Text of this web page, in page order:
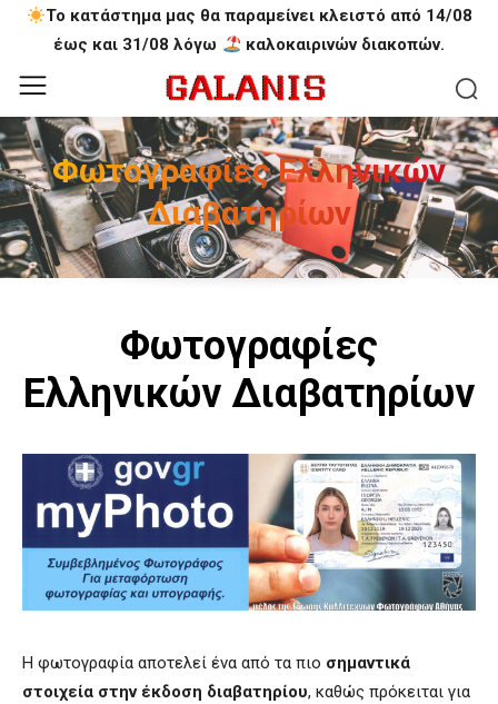
Το κατάστημα μας θα παραμείνει κλειστό από 14/08
έως και 31/08 λόγω
καλοκαιρινών διακοπών.
Φωτογραφίες Ελληνικών
Διαβατηρίων
Φωτογραφίες
Ελληνικών Διαβατηρίων
Η φωτογραφία αποτελεί ένα από τα πιο σημαντικά
στοιχεία στην έκδοση διαβατηρίου, καθώς πρόκειται για